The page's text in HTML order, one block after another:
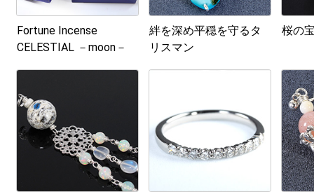
Fortune Incense
CELESTIAL －moon－
絆を深め平穏を守るタ
リスマン
桜の